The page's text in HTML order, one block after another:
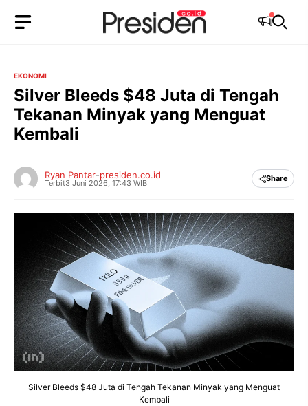
EKONOMI
Silver Bleeds $48 Juta di Tengah
Tekanan Minyak yang Menguat
Kembali
Ryan Pantar-presiden.co.id
Terbit3 Juni 2026, 17:43 WIB Share
Silver Bleeds $48 Juta di Tengah Tekanan Minyak yang Menguat
Kembali